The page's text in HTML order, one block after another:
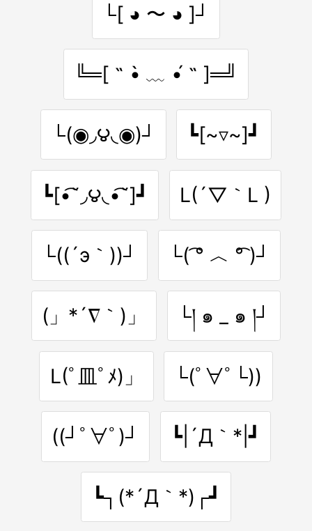
└[ ◕ 〜 ◕ ]┘
╚═[ ˵ •̀ ﹏ •́ ˵ ]═╝
└(◉◞౪◟◉)┘ ┗[~▿~]┛
┗[•͡˘◞౪◟•͡˘]┛ L(´▽｀L )
└((´э｀))┘ └( ͡° ︿ °͡ )┘
(」*´∇｀)」 └། ๑ _ ๑ །┘
L(ﾟ皿ﾟﾒ)」 └(ﾟ∀ﾟ└))
((┘ﾟ∀ﾟ)┘ ┗|´Д｀*|┛
┗┐(*´Д｀*)┌┛